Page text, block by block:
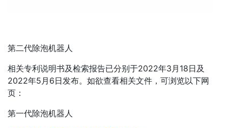
第二代除泡机器人
相关专利说明书及检索报告已分别于2022年3月18日及
2022年5月6日发布。如欲查看相关文件，可浏览以下网
页：
第一代除泡机器人